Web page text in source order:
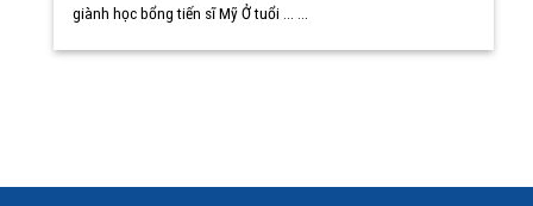
giành học bổng tiến sĩ Mỹ Ở tuổi ... ...